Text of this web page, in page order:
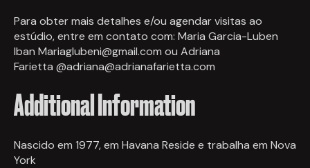
Para obter mais detalhes e/ou agendar visitas ao
estúdio, entre em contato com: Maria Garcia-Luben
Iban Mariaglubeni@gmail.com ou Adriana
Farietta @adriana@adrianafarietta.com
Additional Information
Nascido em 1977, em Havana Reside e trabalha em Nova
York